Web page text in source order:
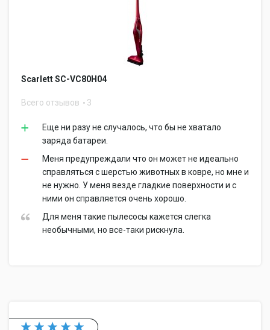
Scarlett SC-VC80H04
Всего отзывов 3
Еще ни разу не случалось, что бы не хватало
заряда батареи.
Меня предупреждали что он может не идеально
справляться с шерстью животных в ковре, но мне и
не нужно. У меня везде гладкие поверхности и с
ними он справляется очень хорошо.
Для меня такие пылесосы кажется слегка
необычными, но все-таки рискнула.